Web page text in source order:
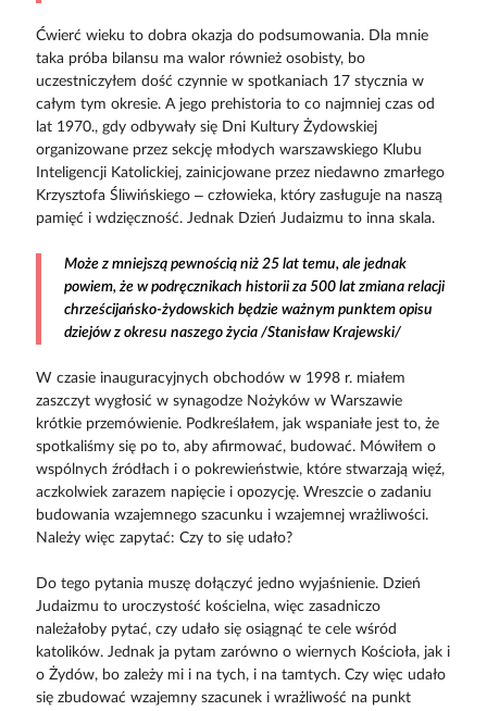
Ćwierć wieku to dobra okazja do podsumowania. Dla mnie
taka próba bilansu ma walor również osobisty, bo
uczestniczyłem dość czynnie w spotkaniach 17 stycznia w
całym tym okresie. A jego prehistoria to co najmniej czas od
lat 1970., gdy odbywały się Dni Kultury Żydowskiej
organizowane przez sekcję młodych warszawskiego Klubu
Inteligencji Katolickiej, zainicjowane przez niedawno zmarłego
Krzysztofa Śliwińskiego – człowieka, który zasługuje na naszą
pamięć i wdzięczność. Jednak Dzień Judaizmu to inna skala.
Może z mniejszą pewnością niż 25 lat temu, ale jednak
powiem, że w podręcznikach historii za 500 lat zmiana relacji
chrześcijańsko-żydowskich będzie ważnym punktem opisu
dziejów z okresu naszego życia /Stanisław Krajewski/
W czasie inauguracyj­nych obchodów w 1998 r. miałem
zaszczyt wygłosić w synagodze Nożyków w Warszawie
krótkie przemówienie. Podkreślałem, jak wspaniałe jest to, że
spotkaliśmy się po to, aby afirmować, budować. Mówiłem o
wspólnych źródłach i o pokrewieństwie, które stwarzają więź,
aczkolwiek zarazem napięcie i opozycję. Wreszcie o zadaniu
budowania wzajemnego szacunku i wzajemnej wrażliwości.
Należy więc zapytać: Czy to się udało?
Do tego pytania muszę dołączyć jedno wyjaśnienie. Dzień
Judaizmu to uroczystość kościelna, więc zasadniczo
należałoby pytać, czy udało się osiągnąć te cele wśród
katolików. Jednak ja pytam zarówno o wiernych Kościoła, jak i
o Żydów, bo zależy mi i na tych, i na tamtych. Czy więc udało
się zbudować wzajemny szacunek i wrażliwość na punkt